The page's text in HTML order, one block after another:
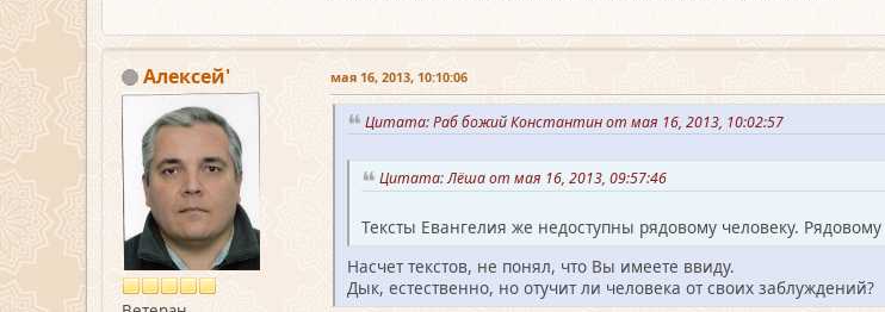
Алексей' мая 16, 2013, 10:10:06
Цитата: Раб божий Константин от мая 16, 2013, 10:02:57
Цитата: Лёша от мая 16, 2013, 09:57:46
Тексты Евангелия же недоступны рядовому человеку.
Насчет текстов, не понял, что Вы имеете ввиду.
Дык, естественно, но отучит ли человека от своих заблуждений?